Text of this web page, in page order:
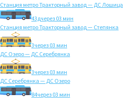
Станция метро Тракторный завод — ДС Лошица
43дчерез 03 мин
Станция метро Тракторный завод — Степянка
3через 03 мин
ДС Озеро — ДС Серебрянка
3через 03 мин
ДС Серебрянка — ДС Озеро
84через 03 мин